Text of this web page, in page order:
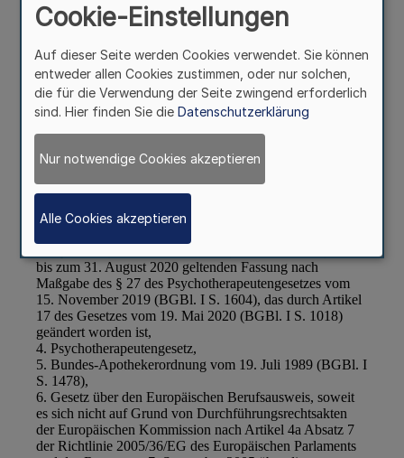
Cookie-Einstellungen
Auf dieser Seite werden Cookies verwendet. Sie können
entweder allen Cookies zustimmen, oder nur solchen,
die für die Verwendung der Seite zwingend erforderlich
sind. Hier finden Sie die Datenschutzerklärung
Nur notwendige Cookies akzeptieren
Alle Cookies akzeptieren